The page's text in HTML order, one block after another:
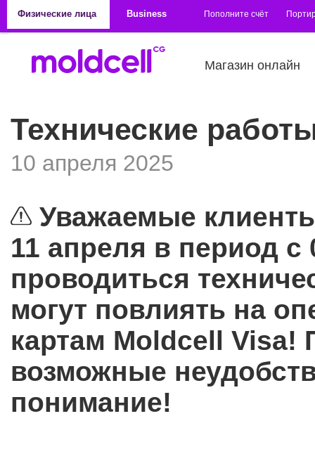
Физические лица
Business Пополните счёт
Магазин онлайн
Технические
10 апреля 2025
Уважаемые
11 апреля в период с
проводиться
могут повлиять на
картам Moldcell Visa!
возможные
понимание!